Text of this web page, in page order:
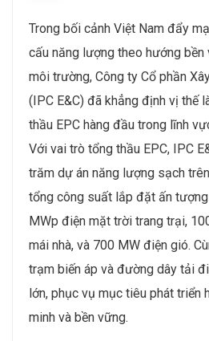
Trong bối cảnh Việt Nam đẩy
cấu năng lượng theo hướng bền
môi trường, Công ty Cổ phần
(IPC E&C) đã khẳng định vị thế
thầu EPC hàng đầu trong lĩnh
Với vai trò tổng thầu EPC, IPC
trăm dự án năng lượng sạch
tổng công suất lắp đặt ấn tượng
MWp điện mặt trời trang trại,
mái nhà, và 700 MW điện gió.
trạm biến áp và đường dây tải
lớn, phục vụ mục tiêu phát triển
minh và bền vững.